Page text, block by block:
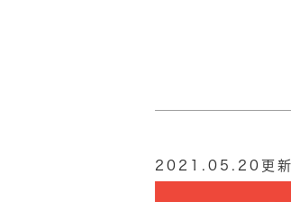
2021.05.20更新